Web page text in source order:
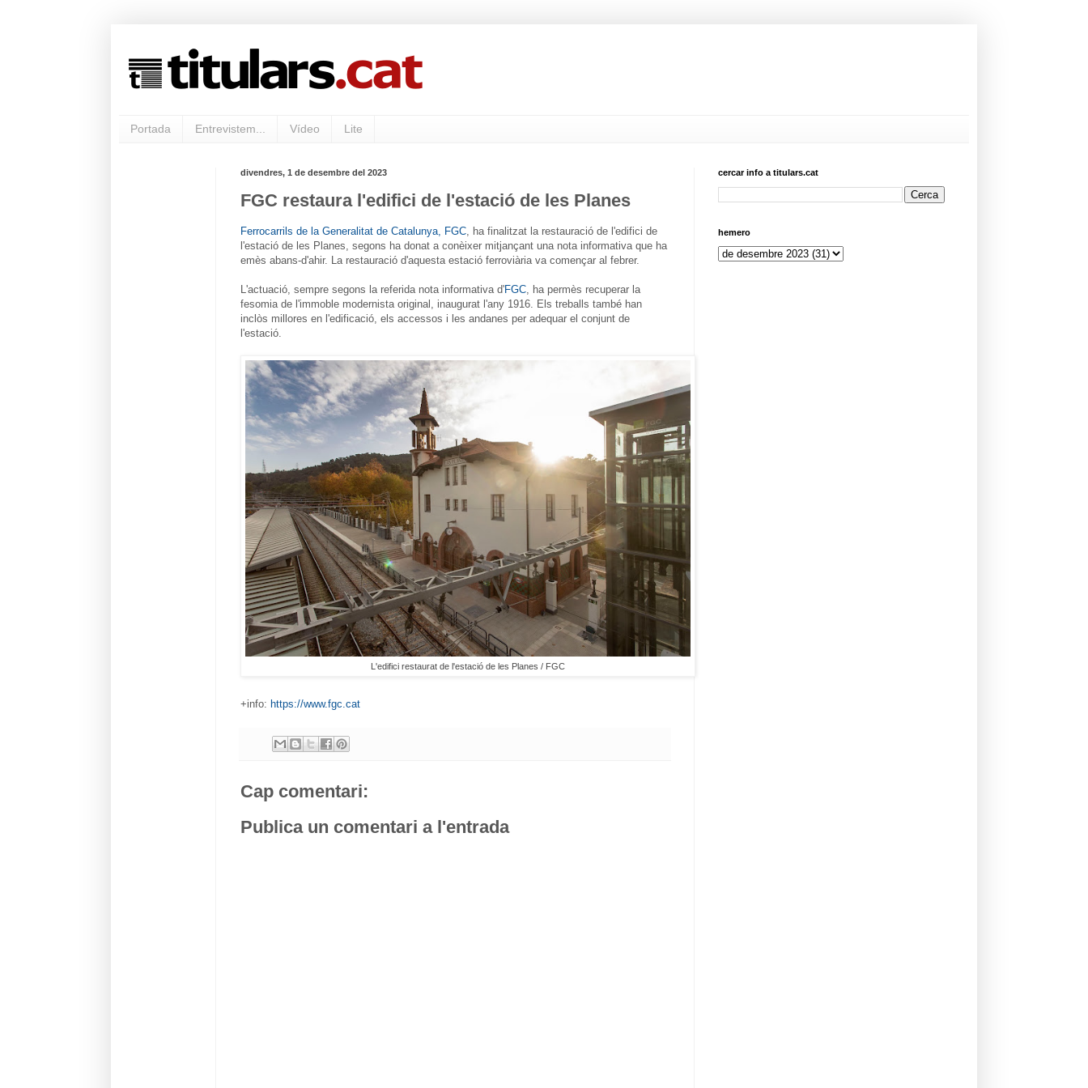
Portada Entrevistem... Vídeo Lite
divendres, 1 de desembre del 2023
FGC restaura l'edifici de l'estació de les Planes
Ferrocarrils de la Generalitat de Catalunya, FGC, ha finalitzat la restauració de l'edifici de
l'estació de les Planes, segons ha donat a conèixer mitjançant una nota informativa que ha
emès abans-d'ahir. La restauració d'aquesta estació ferroviària va començar al febrer.
L'actuació, sempre segons la referida nota informativa d'FGC, ha permès recuperar la
fesomia de l'immoble modernista original, inaugurat l'any 1916. Els treballs també han
inclòs millores en l'edificació, els accessos i les andanes per adequar el conjunt de
l'estació.
L'edifici restaurat de l'estació de les Planes / FGC
+info: https://www.fgc.cat
Cap comentari:
Publica un comentari a l'entrada
cercar info a titulars.cat
hemero